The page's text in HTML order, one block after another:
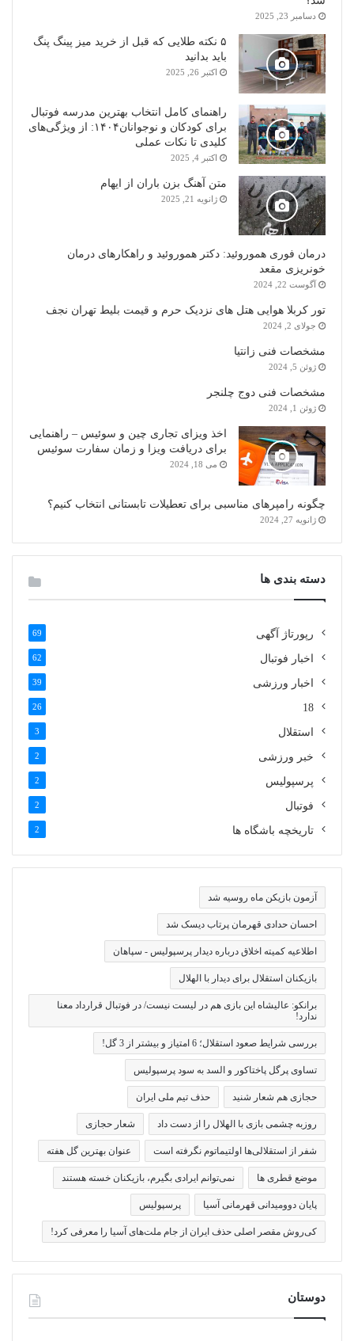
دسامبر 23, 2025
۵ نکته طلایی که قبل از خرید میز پینگ پنگ
باید بدانید
اکتبر 26, 2025
راهنمای کامل انتخاب بهترین مدرسه فوتبال
برای کودکان و نوجوانان۱۴۰۴: از ویژگی‌های
کلیدی تا نکات عملی
اکتبر 4, 2025
متن آهنگ بزن باران از ایهام
ژانویه 21, 2025
درمان فوری هموروئید: دکتر هموروئید و راهکارهای درمان
خونریزی مقعد
آگوست 22, 2024
تور کربلا هوایی هتل های نزدیک حرم و قیمت بلیط تهران نجف
جولای 2, 2024
مشخصات فنی زانتیا
ژوئن 5, 2024
مشخصات فنی دوج چلنجر
ژوئن 1, 2024
اخذ ویزای تجاری چین و سوئیس – راهنمایی
برای دریافت ویزا و زمان سفارت سوئیس
می 18, 2024
چگونه رامپرهای مناسبی برای تعطیلات تابستانی انتخاب کنیم؟
ژانویه 27, 2024
دسته بندی ها
رپورتاژ آگهی 69
اخبار فوتبال 62
اخبار ورزشی 39
18
26
استقلال 3
خبر ورزشی 2
پرسپولیس 2
فوتبال 2
تاریخچه باشگاه ها 2
آزمون بازیکن ماه روسیه شد
احسان حدادی قهرمان پرتاب دیسک شد
اطلاعیه کمیته اخلاق درباره دیدار پرسپولیس - سپاهان
بازیکنان استقلال برای دیدار با الهلال
برانکو: عالیشاه این بازی هم در لیست نیست/ در فوتبال قرارداد معنا
ندارد!
بررسی شرایط صعود استقلال؛ 6 امتیاز و بیشتر از 3 گل!
تساوی پرگل پاختاکور و السد به سود پرسپولیس
حجازی هم شعار شنید حذف تیم ملی ایران
روزبه چشمی بازی با الهلال را از دست داد شعار حجازی
شفر از استقلالی‌ها اولتیماتوم نگرفته است عنوان بهترین گل هفته
موضع قطری ها نمی‌توانم ایرادی بگیرم، بازیکنان خسته هستند
پایان دوومیدانی قهرمانی آسیا پرسپولیس
کی‌روش مقصر اصلی حذف ایران از جام ملت‌های آسیا را معرفی کرد!
دوستان